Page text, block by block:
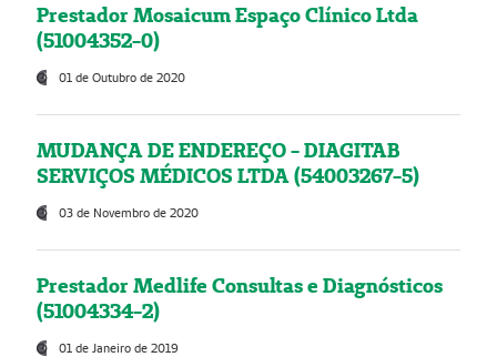
Prestador Mosaicum Espaço Clínico Ltda
(51004352-0)
01 de Outubro de 2020
MUDANÇA DE ENDEREÇO - DIAGITAB
SERVIÇOS MÉDICOS LTDA (54003267-5)
03 de Novembro de 2020
Prestador Medlife Consultas e Diagnósticos
(51004334-2)
01 de Janeiro de 2019